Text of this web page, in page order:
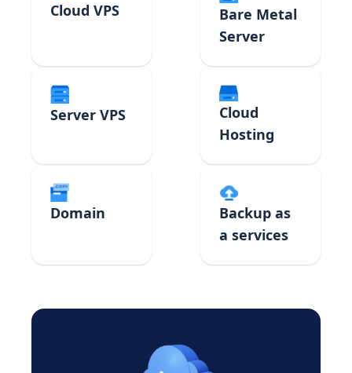
Cloud VPS
Bare Metal
Server
Server VPS
Cloud
Hosting
Domain
Backup as
a services